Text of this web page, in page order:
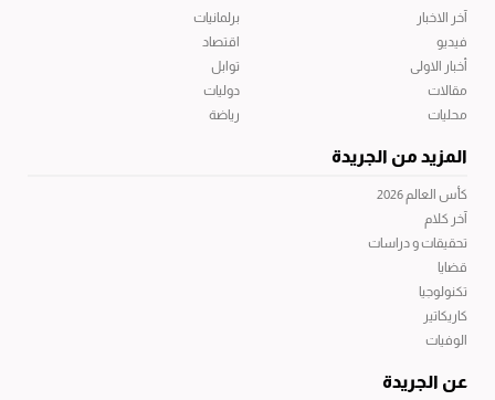
آخر الاخبار
فيديو
أخبار الاولى
مقالات
محليات
برلمانيات
اقتصاد
توابل
دوليات
رياضة
المزيد من الجريدة
كأس العالم 2026
آخر كلام
تحقيقات و دراسات
قضايا
تكنولوجيا
كاريكاتير
الوفيات
عن الجريدة